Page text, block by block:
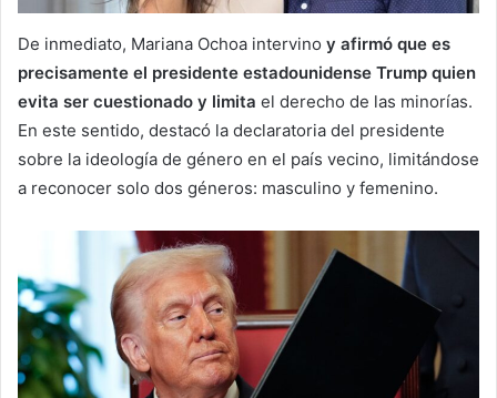
De inmediato, Mariana Ochoa intervino y afirmó que es
precisamente el presidente estadounidense Trump quien
evita ser cuestionado y limita el derecho de las minorías.
En este sentido, destacó la declaratoria del presidente
sobre la ideología de género en el país vecino, limitándose
a reconocer solo dos géneros: masculino y femenino.